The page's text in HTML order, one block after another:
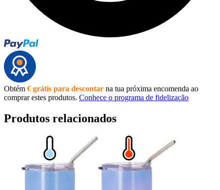
Obtém € grátis para descontar na tua próxima encomenda ao
comprar estes produtos. Conhece o programa de fidelização
Produtos relacionados